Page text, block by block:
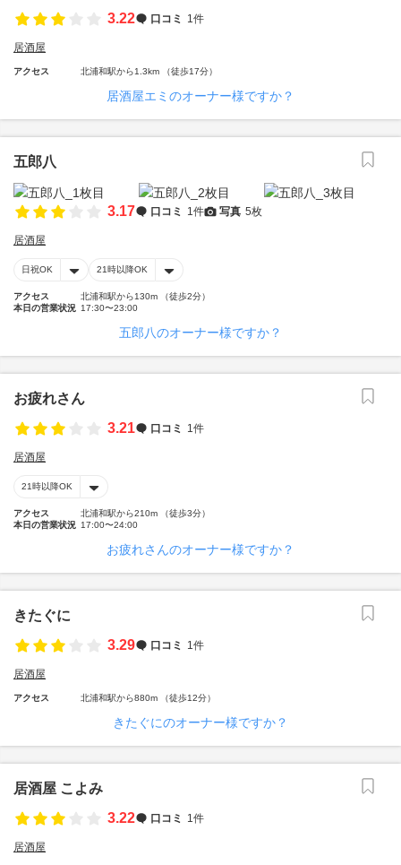
3.22 口コミ 1件
居酒屋
アクセス 北浦和駅から1.3km （徒歩17分）
居酒屋エミのオーナー様ですか？
五郎八
3.17 口コミ 1件 写真 5枚
居酒屋
日祝OK 21時以降OK
アクセス
北浦和駅から130m （徒歩2分）
本日の営業状況 17:30〜23:00
五郎八のオーナー様ですか？
お疲れさん
3.21
口コミ 1件
居酒屋
21時以降OK
アクセス
北浦和駅から210m （徒歩3分）
本日の営業状況 17:00〜24:00
お疲れさんのオーナー様ですか？
きたぐに
3.29
口コミ 1件
居酒屋
アクセス 北浦和駅から880m （徒歩12分）
きたぐにのオーナー様ですか？
居酒屋 こよみ
3.22
口コミ 1件
居酒屋